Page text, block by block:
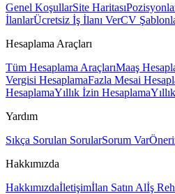
Genel KoşullarSite Haritası
İlanlarÜcretsiz İş İlanı VerCV
Hesaplama Araçları
Tüm Hesaplama AraçlarıMaaş
Vergisi HesaplamaFazla Mesai
HesaplamaYıllık İzin Hesaplama
Yardım
Sıkça Sorulan SorularSorum Var
Hakkımızda
Hakkımızdaİletişimİlan Satın Alİş